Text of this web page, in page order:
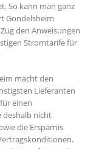
So kann man ganz
Gondelsheim
den Anweisungen
Stromtarife für
macht den
Lieferanten
einen
deshalb nicht
die Ersparnis